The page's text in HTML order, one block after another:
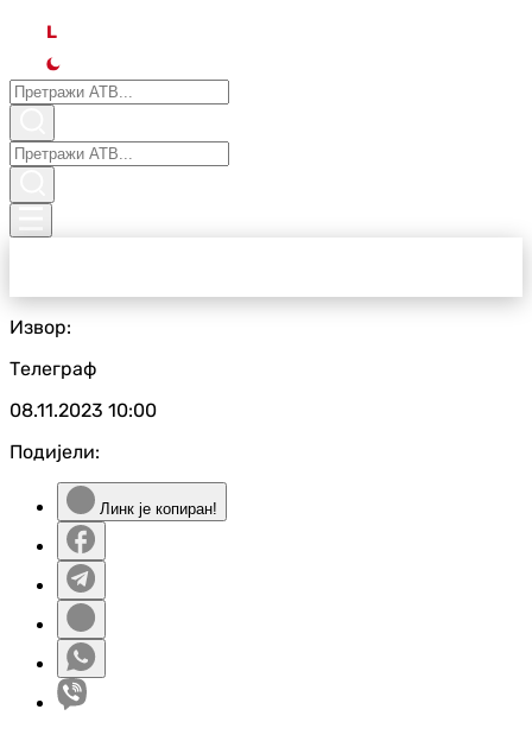
L
Извор:
Телеграф
08.11.2023 10:00
Подијели:
Линк је копиран!